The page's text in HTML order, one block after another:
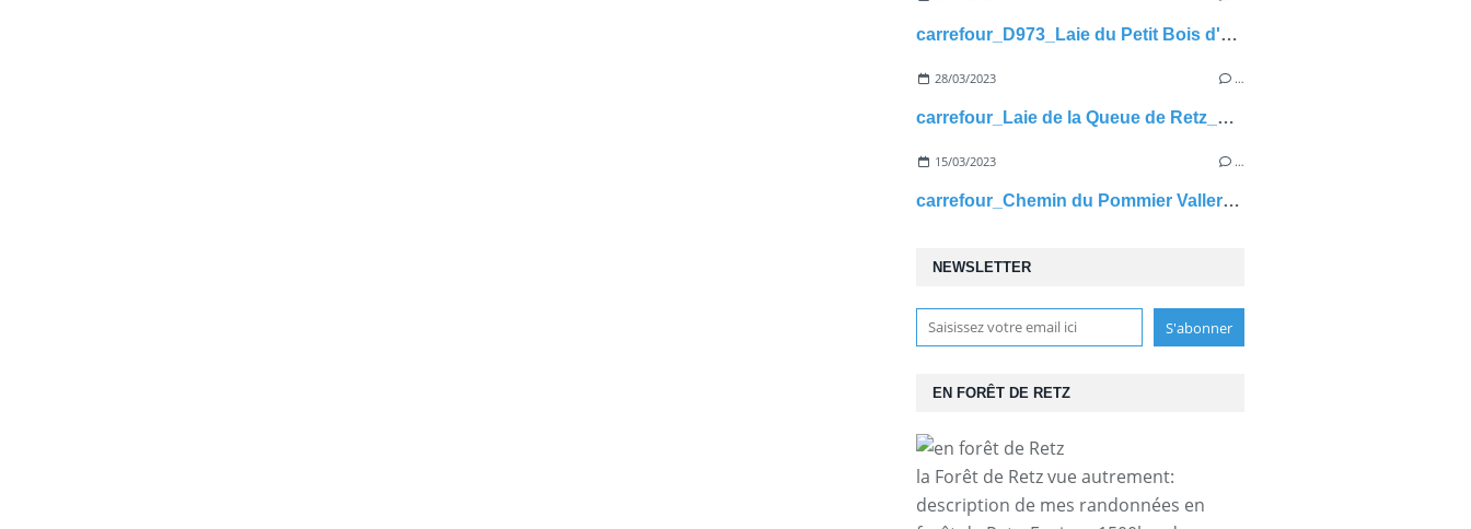
NEWSLETTER
EN FORÊT DE RETZ
la Forêt de Retz vue autrement:
description de mes randonnées en
carrefour_D973_Laie du Petit Bois d'Haramont
28/03/2023 …
carrefour_Laie de la Queue de Retz_Pavé de Mazencourt
15/03/2023 …
carrefour_Chemin du Pommier Vallerand_Laie du Bois Hariez